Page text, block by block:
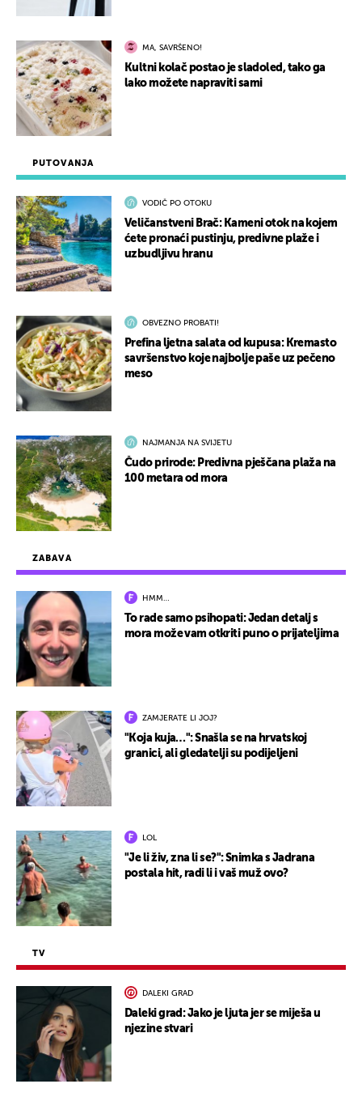
ZABAVA
HMM…
To rade samo psihopati: Jedan detalj s
mora može vam otkriti puno o prijateljima
ZAMJERATE LI JOJ?
"Koja kuja…": Snašla se na hrvatskoj
granici, ali gledatelji su podijeljeni
LOL
"Je li živ, zna li se?": Snimka s Jadrana
postala hit, radi li i vaš muž ovo?
TV
DALEKI GRAD
Daleki grad: Jako je ljuta jer se miješa u
njezine stvari
PUTOVANJA
VODIČ PO OTOKU
Veličanstveni Brač: Kameni otok na kojem
ćete pronaći pustinju, predivne plaže i
uzbudljivu hranu
OBVEZNO PROBATI!
Prefina ljetna salata od kupusa: Kremasto
savršenstvo koje najbolje paše uz pečeno
meso
NAJMANJA NA SVIJETU
Čudo prirode: Predivna pješčana plaža na
100 metara od mora
MA, SAVRŠENO!
Kultni kolač postao je sladoled, tako ga
lako možete napraviti sami